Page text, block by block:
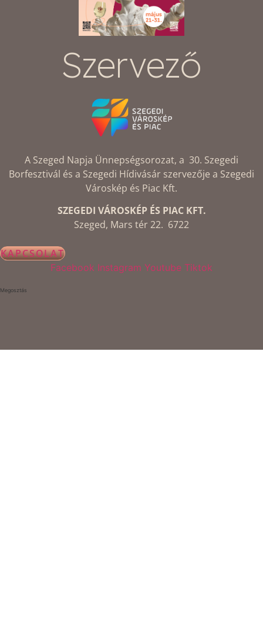
Szervező
A Szeged Napja Ünnepségsorozat, a 30. Szegedi
Borfesztivál és a Szegedi Hídivásár szervezője a Szegedi
Városkép és Piac Kft.
SZEGEDI VÁROSKÉP ÉS PIAC KFT.
Szeged, Mars tér 22. 6722
KAPCSOLAT
Facebook Instagram Youtube Tiktok
Megosztás